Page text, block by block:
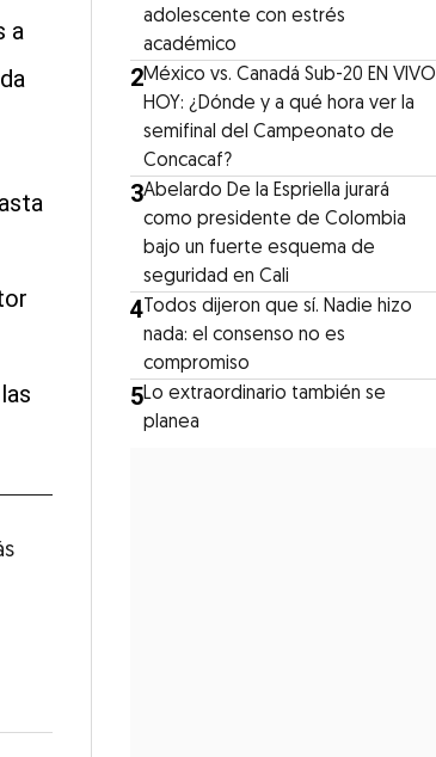
a
adolescente con estrés
académico
2México vs. Canadá Sub-20 EN VIVO
HOY: ¿Dónde y a qué hora ver la
semifinal del Campeonato de
Concacaf?
3Abelardo De la Espriella jurará
como presidente de Colombia
bajo un fuerte esquema de
seguridad en Cali
4 Todos dijeron que sí. Nadie hizo
nada: el consenso no es
compromiso
5Lo extraordinario también se
planea